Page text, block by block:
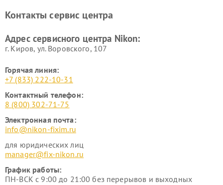
Контакты сервис центра
Адрес сервисного центра Nikon:
г. Киров, ул. Воровского, 107
Горячая линия:
+7 (833) 222-10-31
Контактный телефон:
8 (800) 302-71-75
Электронная почта:
info@nikon-fixim.ru
для юридических лиц
manager@fix-nikon.ru
График работы:
ПН-ВСК с 9:00 до 21:00 без перерывов и выходных